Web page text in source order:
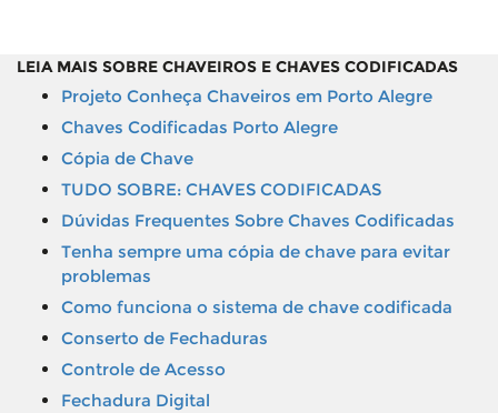
LEIA MAIS SOBRE CHAVEIROS E CHAVES CODIFICADAS
Projeto Conheça Chaveiros em Porto Alegre
Chaves Codificadas Porto Alegre
Cópia de Chave
TUDO SOBRE: CHAVES CODIFICADAS
Dúvidas Frequentes Sobre Chaves Codificadas
Tenha sempre uma cópia de chave para evitar
problemas
Como funciona o sistema de chave codificada
Conserto de Fechaduras
Controle de Acesso
Fechadura Digital